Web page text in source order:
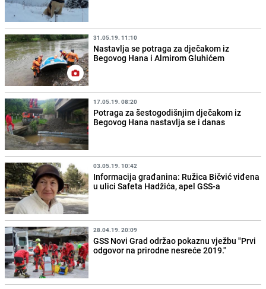
31.05.19. 11:10
Nastavlja se potraga za dječakom iz
Begovog Hana i Almirom Gluhićem
17.05.19. 08:20
Potraga za šestogodišnjim dječakom iz
Begovog Hana nastavlja se i danas
03.05.19. 10:42
Informacija građanina: Ružica Bičvić viđena
u ulici Safeta Hadžića, apel GSS-a
28.04.19. 20:09
GSS Novi Grad održao pokaznu vježbu "Prvi
odgovor na prirodne nesreće 2019."